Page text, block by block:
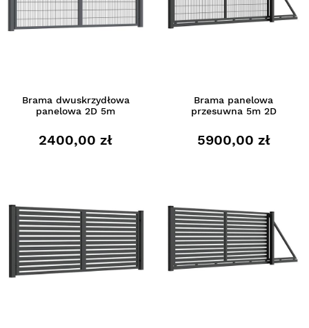
Brama dwuskrzydłowa
panelowa 2D 5m
2400,00 zł
Brama panelowa
przesuwna 5m 2D
5900,00 zł